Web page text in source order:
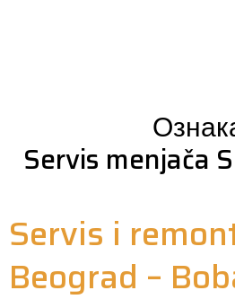
Servis menjača
Servis i
Beograd –